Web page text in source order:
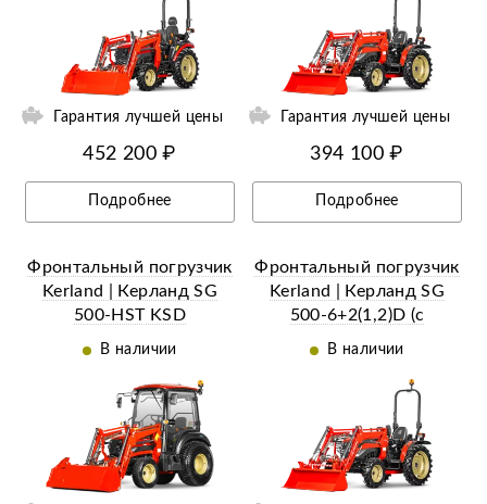
Гарантия лучшей цены
452 200 ₽
Подробнее
Гарантия лучшей цены
394 100 ₽
Подробнее
Фронтальный погрузчик
Kerland | Керланд SG
500-HST KSD
(челюстной c
В наличии
Фронтальный погрузчик
Kerland | Керланд SG
500-6+2(1,2)D (c
джойстиком)
В наличии